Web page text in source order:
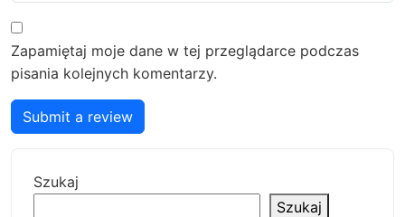
Zapamiętaj moje dane w tej przeglądarce podczas
pisania kolejnych komentarzy.
Submit a review
Szukaj
Szukaj